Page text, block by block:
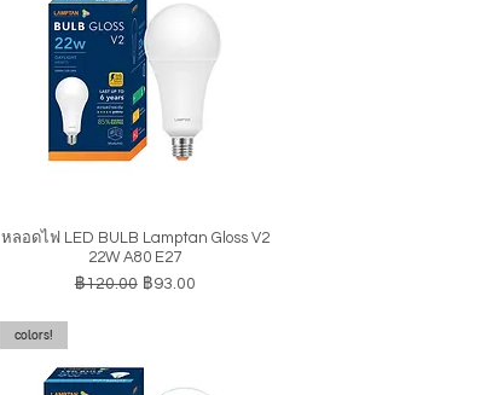
ดูข้อมูลด่วน
หลอดไฟ LED BULB Lamptan Gloss V2
22W A80 E27
ราคาปกติ
฿120.00 ราคาขายลด
฿93.00
colors!